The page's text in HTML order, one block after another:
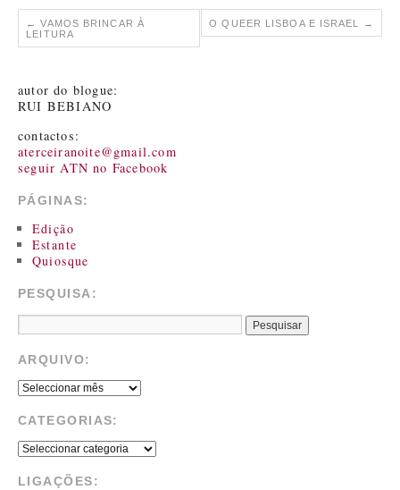
← VAMOS BRINCAR À
LEITURA
O QUEER LISBOA E ISRAEL →
autor do blogue:
RUI BEBIANO
contactos:
aterceiranoite@gmail.com
seguir ATN no Facebook
PÁGINAS:
Edição
Estante
Quiosque
PESQUISA:
ARQUIVO:
CATEGORIAS:
LIGAÇÕES: